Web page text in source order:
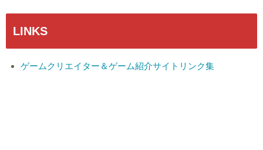
LINKS
ゲームクリエイター＆ゲーム紹介サイトリンク集